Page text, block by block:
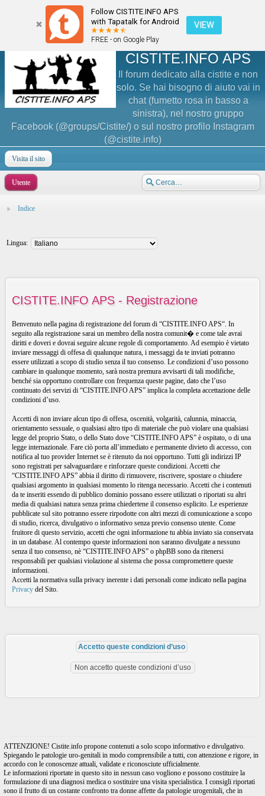
Follow CISTITE.INFO APS
with Tapatalk for Android
FREE - on Google Play
VIEW
CISTITE.INFO APS
Il forum dedicato alla cistite e non
solo. Se hai bisogno di aiuto vai in
chat (fumetto rosa in basso a
sinistra), nel nostro gruppo
Facebook (@groups/Cistite/) o sul nostro profilo Instagram
(@cistite.info)
Visita il sito
Utente
Indice
Lingua:
CISTITE.INFO APS - Registrazione
Benvenuto nella pagina di registrazione del forum di “CISTITE.INFO APS“. In
seguito alla registrazione sarai un membro della nostra comunit� e come tale avrai
diritti e doveri e dovrai seguire alcune regole di comportamento. Ad esempio è vietato
inviare messaggi di offesa di qualunque natura, i messaggi da te inviati potranno
essere utilizzati a scopo di studio senza il tuo consenso. Le condizioni d’uso possono
cambiare in qualunque momento, sarà nostra premura avvisarti di tali modifiche,
benché sia opportuno controllare con frequenza queste pagine, dato che l’uso
continuato dei servizi di “CISTITE.INFO APS” implica la completa accettazione delle
condizioni d’uso.
Accetti di non inviare alcun tipo di offesa, oscenità, volgarità, calunnia, minaccia,
orientamento sessuale, o qualsiasi altro tipo di materiale che può violare una qualsiasi
legge del proprio Stato, o dello Stato dove “CISTITE.INFO APS” è ospitato, o di una
legge internazionale. Fare ciò porta all’immediato e permanente divieto di accesso, con
notifica al tuo provider Internet se è ritenuto da noi opportuno. Tutti gli indirizzi IP
sono registrati per salvaguardare e rinforzare queste condizioni. Accetti che
“CISTITE.INFO APS” abbia il diritto di rimuovere, riscrivere, spostare o chiudere
qualsiasi argomento in qualsiasi momento lo ritenga necessario. Accetti che i contenuti
da te inseriti essendo di pubblico dominio possano essere utilizzati o riportati su altri
media di qualsiasi natura senza prima chiedertene il consenso esplicito. Le esperienze
pubblicate sul sito potranno essere rirpodotte con altri mezzi di comunicazione a scopo
di studio, ricerca, divulgativo o informativo senza previo consenso utente. Come
fruitore di questo servizio, accetti che ogni informazione tu abbia inviato sia conservata
in un database. Al contempo queste informazioni non saranno divulgate a nessuno
senza il tuo consenso, nè “CISTITE.INFO APS” o phpBB sono da ritenersi
responsabili per qualsiasi violazione al sistema che possa compromettere queste
informazioni.
Accetti la normativa sulla privacy inerente i dati personali come indicato nella pagina
Privacy del Sito.
ATTENZIONE! Cistite.info propone contenuti a solo scopo informativo e divulgativo.
Spiegando le patologie uro-genitali in modo comprensibile a tutti, con attenzione e rigore, in
accordo con le conoscenze attuali, validate e riconosciute ufficialmente.
Le informazioni riportate in questo sito in nessun caso vogliono e possono costituire la
formulazione di una diagnosi medica o sostituire una visita specialistica. I consigli riportati
sono il frutto di un costante confronto tra donne affette da patologie urogenitali, che in